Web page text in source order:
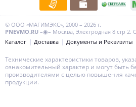
© ООО «МАГИМЭКС», 2000 – 2026 г.
PNEVMO.RU –◉– Москва, Электродная 8 стр 2.
Каталог
Доставка Документы и Реквизиты
Технические характеристики товаров,
ознакомительный характер и могут быть
производителями с целью повышения
продукции.